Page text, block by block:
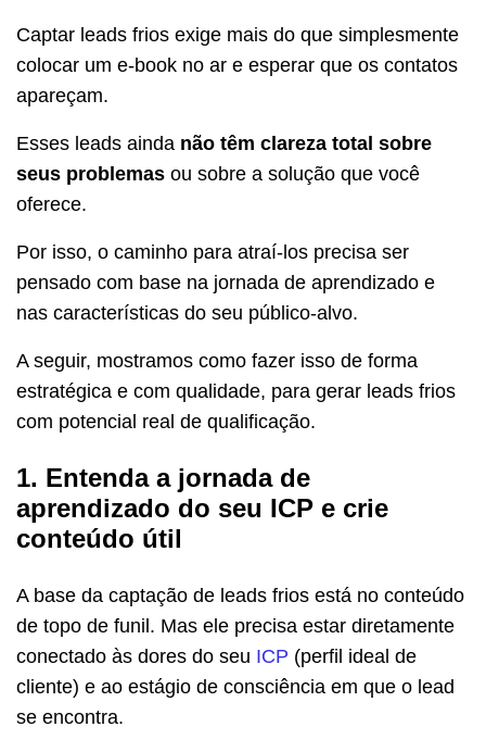
Captar leads frios exige mais do que simplesmente
colocar um e-book no ar e esperar que os contatos
apareçam.
Esses leads ainda não têm clareza total sobre
seus problemas ou sobre a solução que você
oferece.
Por isso, o caminho para atraí-los precisa ser
pensado com base na jornada de aprendizado e
nas características do seu público-alvo.
A seguir, mostramos como fazer isso de forma
estratégica e com qualidade, para gerar leads frios
com potencial real de qualificação.
1. Entenda a jornada de
aprendizado do seu ICP e crie
conteúdo útil
A base da captação de leads frios está no conteúdo
de topo de funil. Mas ele precisa estar diretamente
conectado às dores do seu ICP (perfil ideal de
cliente) e ao estágio de consciência em que o lead
se encontra.